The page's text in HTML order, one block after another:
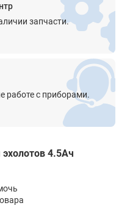
запчасти.
работе с приборами.
4.5Ач